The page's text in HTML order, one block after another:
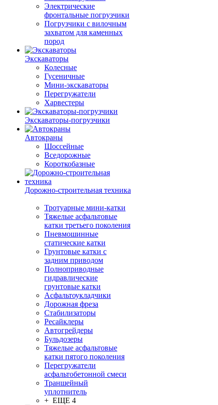
Электрические
фронтальные погрузчики
Погрузчики с вилочным
захватом для каменных
пород
Экскаваторы
Колесные
Гусеничные
Мини-экскаваторы
Перегружатели
Харвестеры
Экскаваторы-погрузчики
Автокраны
Шоссейные
Вседорожные
Короткобазные
Дорожно-строительная техника
Тротуарные мини-катки
Тяжелые асфальтовые
катки третьего поколения
Пневмошинные
статические катки
Грунтовые катки с
задним приводом
Полноприводные
гидравлические
грунтовые катки
Асфальтоукладчики
Дорожная фреза
Стабилизаторы
Ресайклеры
Автогрейдеры
Бульдозеры
Тяжелые асфальтовые
катки пятого поколения
Перегружатели
асфальтобетонной смеси
Траншейный
уплотнитель
+ ЕЩЕ 4